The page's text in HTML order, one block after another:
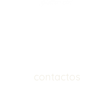
contactos